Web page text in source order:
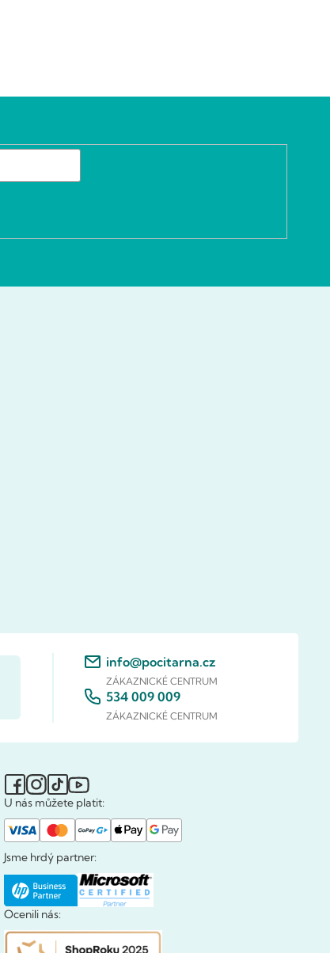
info@pocitarna.cz
ZÁKAZNICKÉ CENTRUM
534 009 009
ZÁKAZNICKÉ CENTRUM
U nás můžete platit:
Jsme hrdý partner:
Ocenili nás: